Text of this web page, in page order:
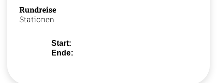
Rundreise
Stationen
Start:
Ende: